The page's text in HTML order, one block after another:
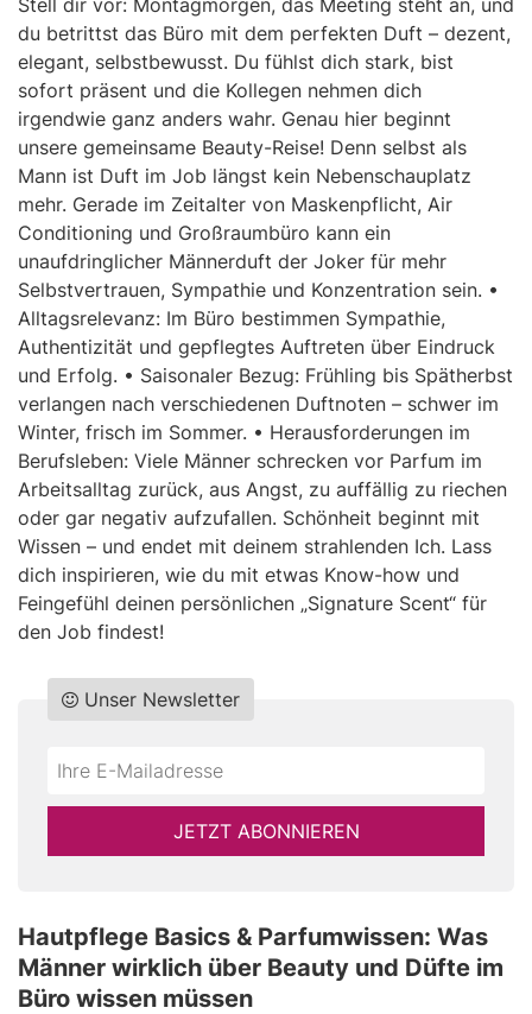
du betrittst das Büro mit dem perfekten Duft – dezent,
elegant, selbstbewusst. Du fühlst dich stark, bist
sofort präsent und die Kollegen nehmen dich
irgendwie ganz anders wahr. Genau hier beginnt
unsere gemeinsame Beauty-Reise! Denn selbst als
Mann ist Duft im Job längst kein Nebenschauplatz
mehr. Gerade im Zeitalter von Maskenpflicht, Air
Conditioning und Großraumbüro kann ein
unaufdringlicher Männerduft der Joker für mehr
Selbstvertrauen, Sympathie und Konzentration sein. •
Alltagsrelevanz: Im Büro bestimmen Sympathie,
Authentizität und gepflegtes Auftreten über Eindruck
und Erfolg. • Saisonaler Bezug: Frühling bis Spätherbst
verlangen nach verschiedenen Duftnoten – schwer im
Winter, frisch im Sommer. • Herausforderungen im
Berufsleben: Viele Männer schrecken vor Parfum im
Arbeitsalltag zurück, aus Angst, zu auffällig zu riechen
oder gar negativ aufzufallen. Schönheit beginnt mit
Wissen – und endet mit deinem strahlenden Ich. Lass
dich inspirieren, wie du mit etwas Know-how und
Feingefühl deinen persönlichen „Signature Scent“ für
den Job findest!
Do
Unser Newsletter
*Ihre
JETZT ABONNIEREN
Hautpflege Basics & Parfumwissen: Was
Männer wirklich über Beauty und Düfte im
Büro wissen müssen